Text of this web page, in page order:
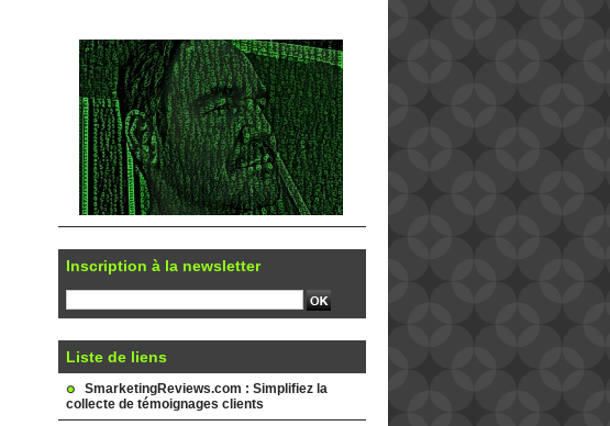
Inscription à la newsletter
Liste de liens
SmarketingReviews.com : Simplifiez la
collecte de témoignages clients